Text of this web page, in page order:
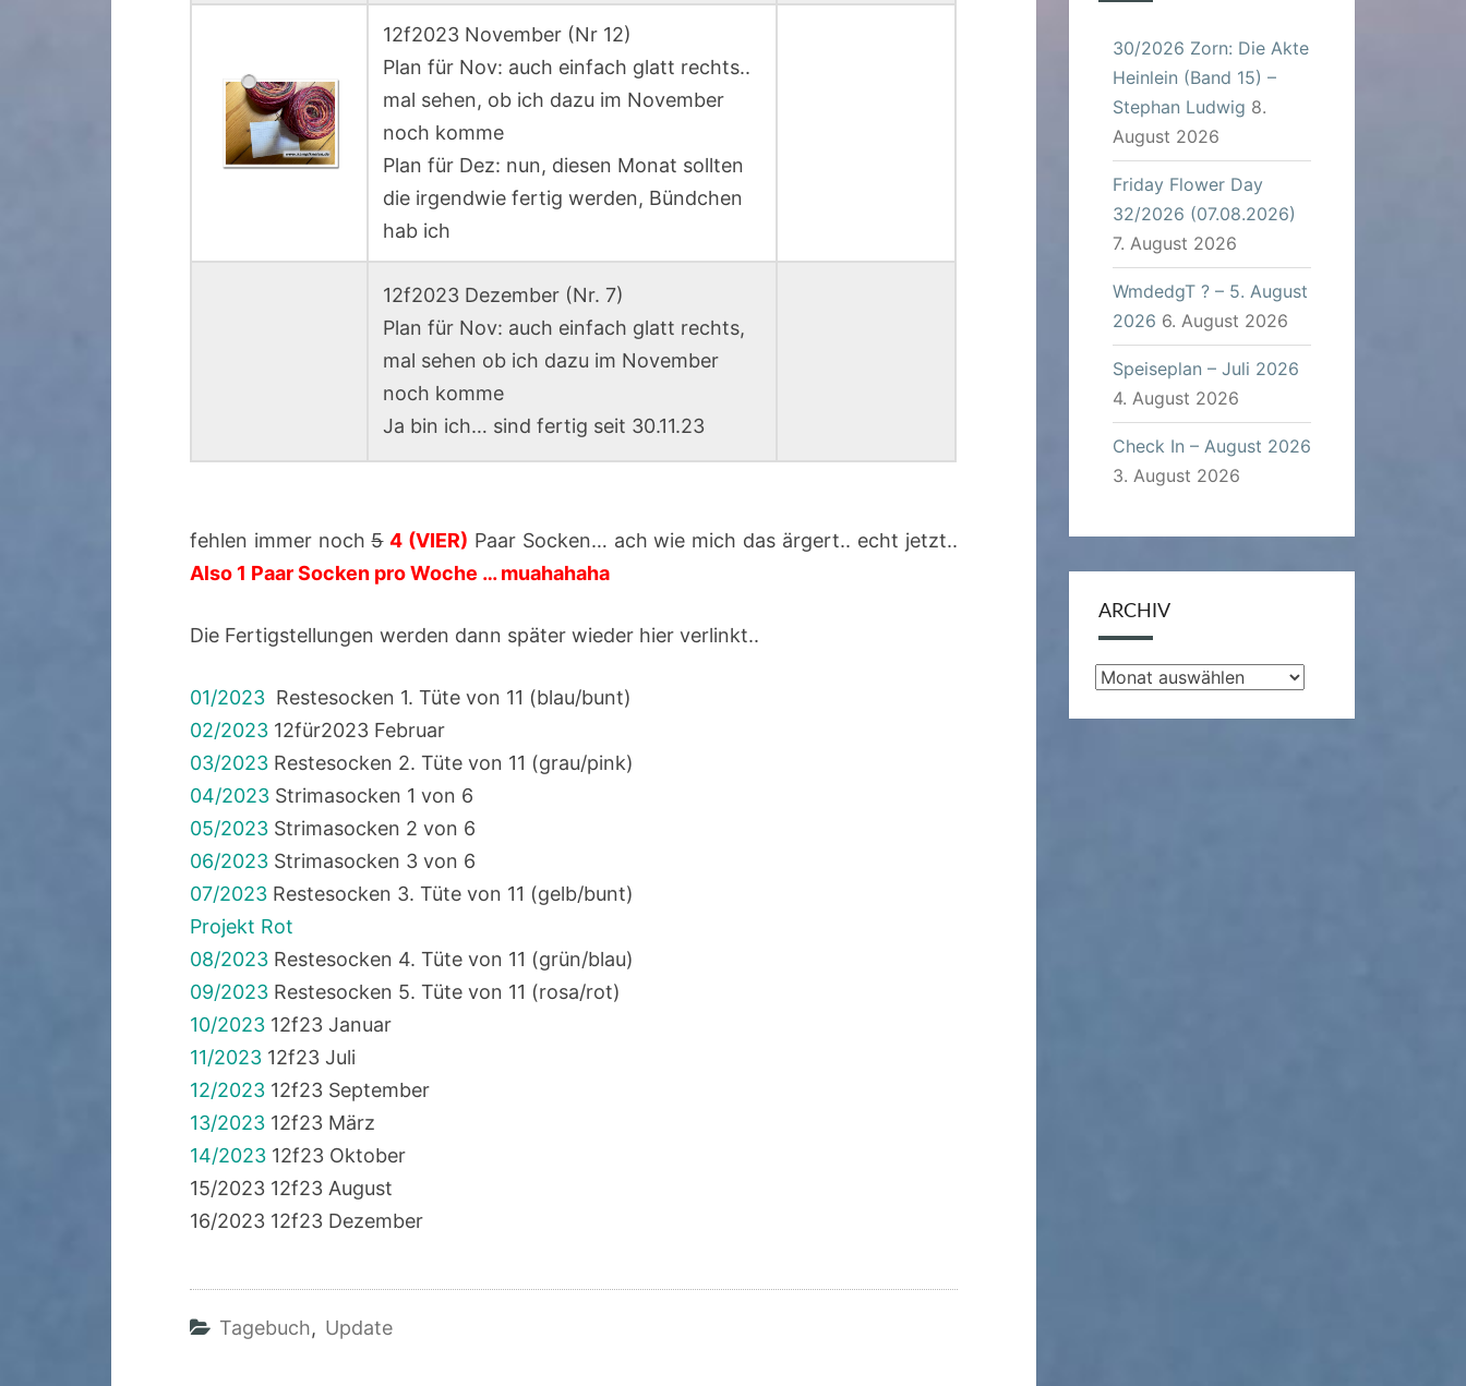
12f2023 November (Nr 12)
Plan für Nov: auch einfach glatt rechts..
mal sehen, ob ich dazu im November
noch komme
Plan für Dez: nun, diesen Monat sollten
die irgendwie fertig werden, Bündchen
hab ich
12f2023 Dezember (Nr. 7)
Plan für Nov: auch einfach glatt rechts,
mal sehen ob ich dazu im November
noch komme
Ja bin ich… sind fertig seit 30.11.23
fehlen immer noch5 4 (VIER) Paar Socken… ach wie mich das ärgert.. echt jetzt..
Also 1 Paar Socken pro Woche … muahahaha
Die Fertigstellungen werden dann später wieder hier verlinkt..
01/2023 Restesocken 1. Tüte von 11 (blau/bunt)
02/2023 12für2023 Februar
03/2023 Restesocken 2. Tüte von 11 (grau/pink)
04/2023 Strimasocken 1 von 6
05/2023 Strimasocken 2 von 6
06/2023 Strimasocken 3 von 6
07/2023 Restesocken 3. Tüte von 11 (gelb/bunt)
Projekt Rot
08/2023 Restesocken 4. Tüte von 11 (grün/blau)
09/2023 Restesocken 5. Tüte von 11 (rosa/rot)
10/2023 12f23 Januar
11/2023 12f23 Juli
12/2023 12f23 September
13/2023 12f23 März
14/2023 12f23 Oktober
15/2023 12f23 August
16/2023 12f23 Dezember
Tagebuch, Update
30/2026 Zorn: Die Akte
Heinlein (Band 15) –
Stephan Ludwig 8.
August 2026
Friday Flower Day
32/2026 (07.08.2026)
7. August 2026
WmdedgT ? – 5. August
2026 6. August 2026
Speiseplan – Juli 2026
4. August 2026
Check In – August 2026
3. August 2026
ARCHIV
Archiv